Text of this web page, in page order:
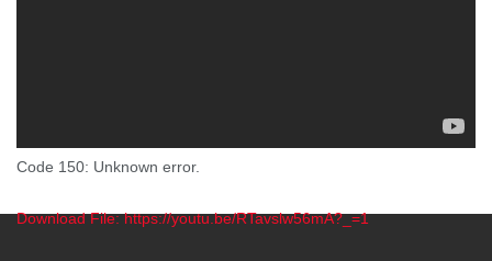
Code 150: Unknown error.
Download File: https://youtu.be/RTavslw56mA?_=1